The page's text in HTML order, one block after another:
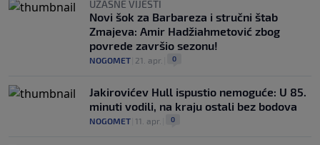
UŽASNE VIJESTI
Novi šok za Barbareza i stručni štab
Zmajeva: Amir Hadžiahmetović zbog
povrede završio sezonu!
NOGOMET 21. apr. 0
Jakirovićev Hull ispustio nemoguće: U 85.
minuti vodili, na kraju ostali bez bodova
NOGOMET 11. apr. 0